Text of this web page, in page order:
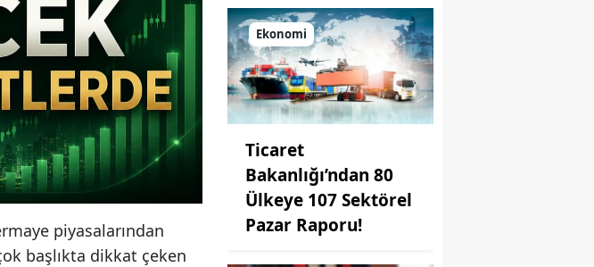
piyasalarından
başlıkta dikkat çeken
Ekonomi
Ticaret
Bakanlığı’ndan 80
Ülkeye 107 Sektörel
Pazar Raporu!